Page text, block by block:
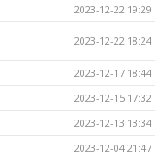
2023-12-22 19:29
2023-12-22 18:24
2023-12-17 18:44
2023-12-15 17:32
2023-12-13 13:34
2023-12-04 21:47